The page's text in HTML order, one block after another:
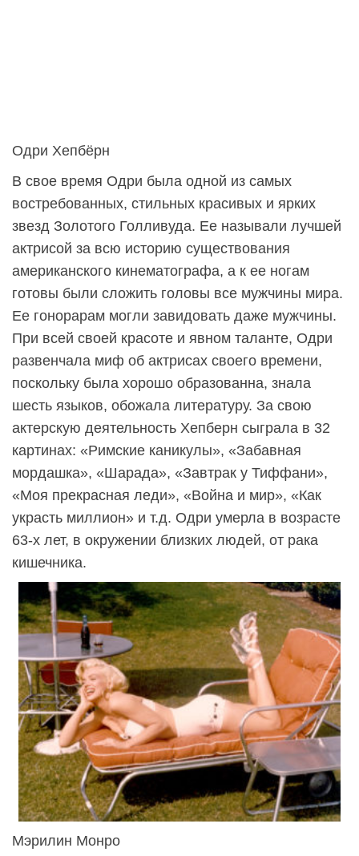
Одри Хепбёрн
В свое время Одри была одной из самых
востребованных, стильных красивых и ярких
звезд Золотого Голливуда. Ее называли лучшей
актрисой за всю историю существования
американского кинематографа, а к ее ногам
готовы были сложить головы все мужчины мира.
Ее гонорарам могли завидовать даже мужчины.
При всей своей красоте и явном таланте, Одри
развенчала миф об актрисах своего времени,
поскольку была хорошо образованна, знала
шесть языков, обожала литературу. За свою
актерскую деятельность Хепберн сыграла в 32
картинах: «Римские каникулы», «Забавная
мордашка», «Шарада», «Завтрак у Тиффани»,
«Моя прекрасная леди», «Война и мир», «Как
украсть миллион» и т.д. Одри умерла в возрасте
63-х лет, в окружении близких людей, от рака
кишечника.
Мэрилин Монро